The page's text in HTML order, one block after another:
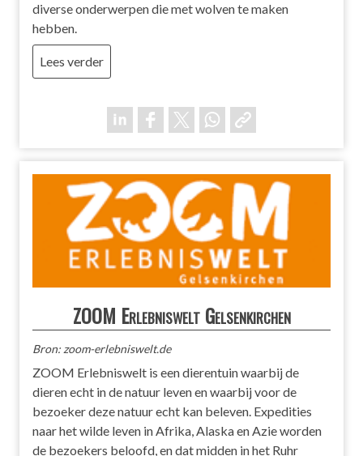
diverse onderwerpen die met wolven te maken
hebben.
Lees verder
ZOOM Erlebniswelt Gelsenkirchen
Bron: zoom-erlebniswelt.de
ZOOM Erlebniswelt is een dierentuin waarbij de
dieren echt in de natuur leven en waarbij voor de
bezoeker deze natuur echt kan beleven. Expedities
naar het wilde leven in Afrika, Alaska en Azie worden
de bezoekers beloofd, en dat midden in het Ruhr